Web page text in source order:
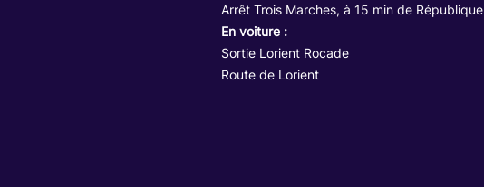
Arrêt Trois Marches, à 15 min de République
En voiture :
Sortie Lorient Rocade
Route de Lorient